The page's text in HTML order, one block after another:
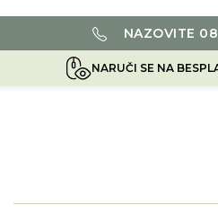
NAZOVITE
NARUČI SE NA